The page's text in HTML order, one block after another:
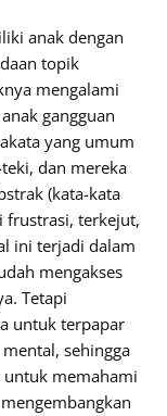
anak dengan
topik
mengalami
gangguan
yang umum
dan mereka
(kata-kata
frustrasi, terkejut,
ini terjadi dalam
mengakses
Tetapi
untuk terpapar
sehingga
memahami